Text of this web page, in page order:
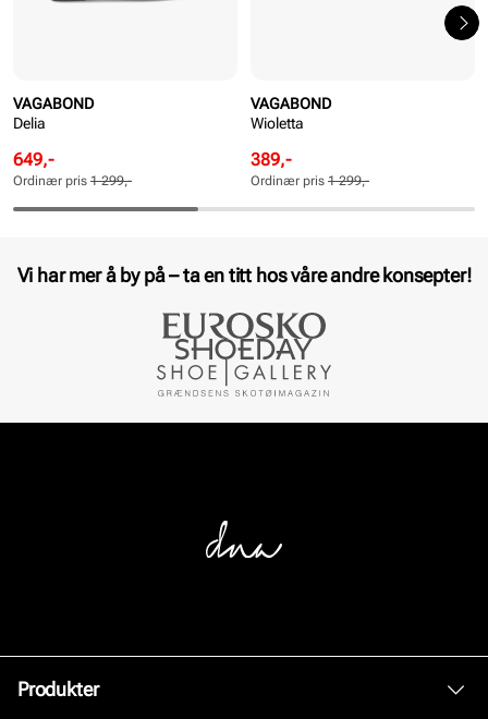
VAGABOND
Delia
Rabattert
pris
Pris
649,-
Ordinær
pris
Pris
Ordinær pris 1 299,-
VAGABOND
Wioletta
Rabattert
pris
Pris
389,-
Ordinær
pris
Pris
Ordinær pris 1 299,-
Vi har mer å by på – ta en titt hos våre andre konsepter!
Produkter